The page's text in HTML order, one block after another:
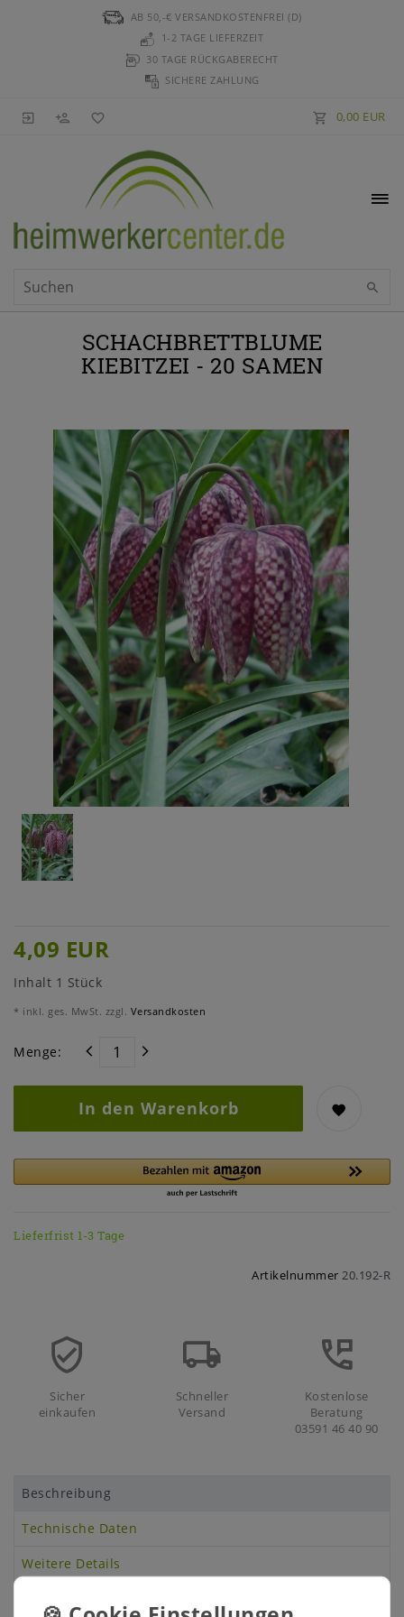
AB 50,-€ VERSANDKOSTENFREI (D)
1-2 TAGE LIEFERZEIT
30 TAGE RÜCKGABERECHT
SICHERE ZAHLUNG
0,00 EUR
SCHACHBRETTBLUME
KIEBITZEI - 20 SAMEN
4,09 EUR
Inhalt 1 Stück
* inkl. ges. MwSt. zzgl. Versandkosten
Menge:
In den Warenkorb
Lieferfrist 1-3 Tage
Artikelnummer 20.192-R
Sicher
einkaufen
Schneller
Versand
Kostenlose
Beratung
03591 46 40 90
Beschreibung
Technische Daten
Weitere Details